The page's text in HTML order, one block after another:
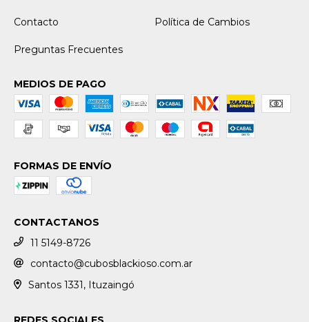
Contacto Política de Cambios
Preguntas Frecuentes
MEDIOS DE PAGO
FORMAS DE ENVÍO
CONTACTANOS
11 5149-8726
contacto@cubosblackioso.com.ar
Santos 1331, Ituzaingó